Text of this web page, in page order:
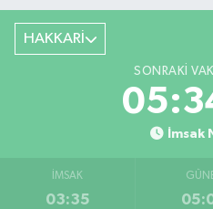
HAKKARİ
SONRAKI
İmsak
İMSAK
03:35